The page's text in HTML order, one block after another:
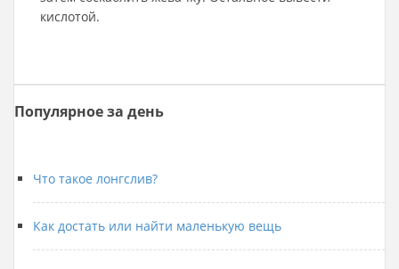
кислотой.
Популярное за день
Что такое лонгслив?
Как достать или найти маленькую вещь